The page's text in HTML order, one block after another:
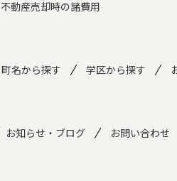
不動産売却時の諸費用
町名から探す 学区から探す
お知らせ・ブログ お問い合わせ